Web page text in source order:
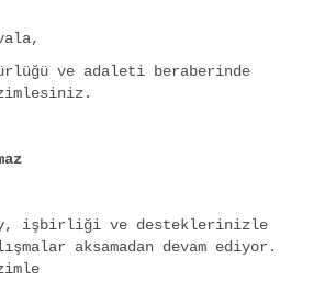
ve adaleti beraberinde
işbirliği ve desteklerinizle
aksamadan devam ediyor.